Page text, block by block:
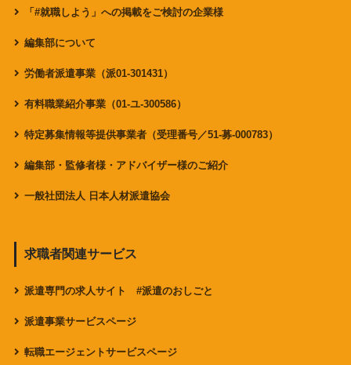
「#就職しよう」への掲載をご検討の企業様
編集部について
労働者派遣事業（派01-301431）
有料職業紹介事業（01-ユ-300586）
特定募集情報等提供事業者（受理番号／51-募-000783）
編集部・監修者様・アドバイザー様のご紹介
一般社団法人 日本人材派遣協会
求職者関連サービス
派遣専門の求人サイト #派遣のおしごと
派遣事業サービスページ
転職エージェントサービスページ